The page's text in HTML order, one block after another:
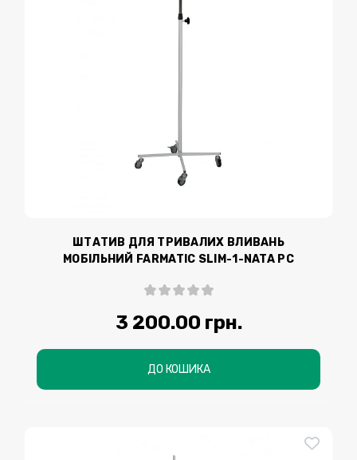
ШТАТИВ ДЛЯ ТРИВАЛИХ ВЛИВАНЬ
МОБІЛЬНИЙ FARMATIC SLIM-1-NATA РС
3 200.00 грн.
ДО КОШИКА